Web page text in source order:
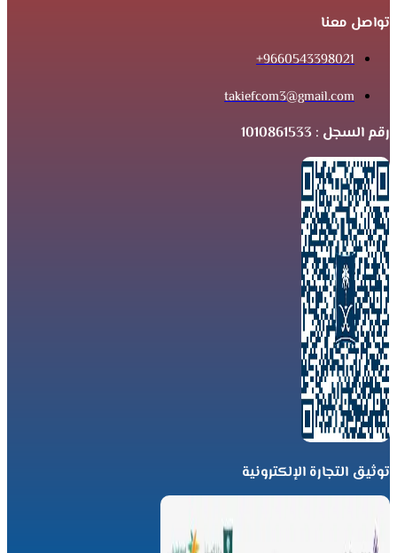
تواصل معنا
9660543398021+
takiefcom3@gmail.com
رقم السجل : 1010861533
توثيق التجارة الإلكترونية